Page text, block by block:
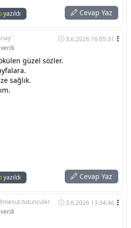
yazıldı Cevap Yaz
3.6.2026 16:05:31
güzel sözler.
sağlık.
yazıldı Cevap Yaz
tutunculer
3.6.2026 13:34:46